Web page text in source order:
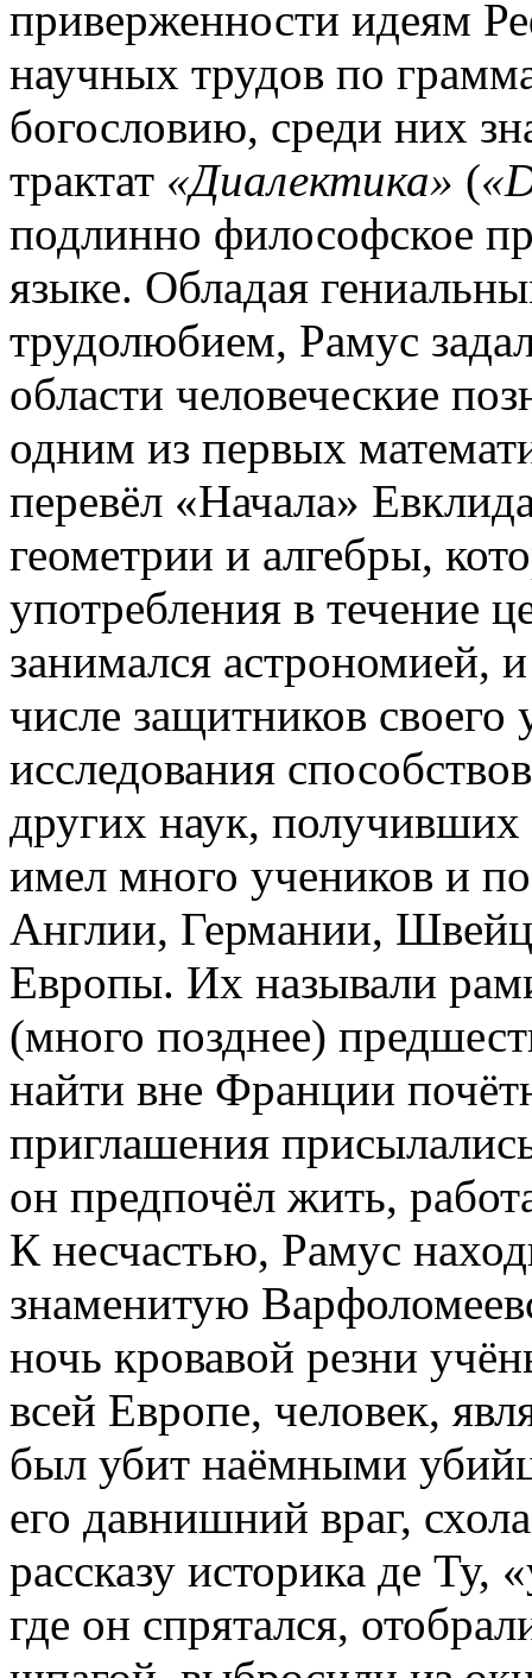
приверженности идеям
научных трудов по
богословию, среди них
трактат «Диалектика» (
подлинно философское
языке. Обладая
трудолюбием, Рамус
области человеческие
одним из первых
перевёл «Начала»
геометрии и алгебры,
употребления в течение
занимался астрономией,
числе защитников
исследования
других наук,
имел много учеников и
Англии, Германии,
Европы. Их называли
(много позднее)
найти вне Франции
приглашения
он предпочёл жить,
К несчастью, Рамус
знаменитую
ночь кровавой резни
всей Европе, человек,
был убит наёмными
его давнишний враг,
рассказу историка де
где он спрятался,